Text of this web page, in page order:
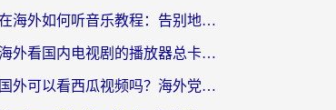
在海外如何听音乐教程：告别地域限制，随时听见国内的声音
海外看国内电视剧的播放器总卡顿？选对回国加速器才是关键
国外可以看西瓜视频吗？海外党追剧看片的终极解决方案